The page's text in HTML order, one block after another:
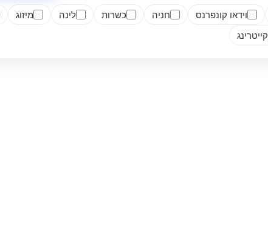
וידאו קונפרנס חניה כשרות לינה מיזוג
קייטרינג